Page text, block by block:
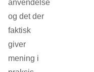
anvendelse
og det der
faktisk
giver
mening i